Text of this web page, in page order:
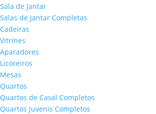
Sala de Jantar
Salas de Jantar Completas
Cadeiras
Vitrines
Aparadores
Licoreiros
Mesas
Quartos
Quartos de Casal Completos
Quartos Juvenis Completos